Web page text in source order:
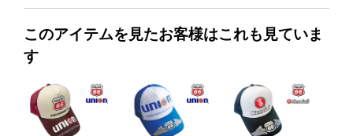
このアイテムを見たお客様はこれも見ていま
す